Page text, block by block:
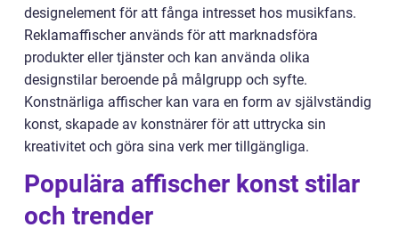
designelement för att fånga intresset hos musikfans.
Reklamaffischer används för att marknadsföra
produkter eller tjänster och kan använda olika
designstilar beroende på målgrupp och syfte.
Konstnärliga affischer kan vara en form av självständig
konst, skapade av konstnärer för att uttrycka sin
kreativitet och göra sina verk mer tillgängliga.
Populära affischer konst stilar
och trender